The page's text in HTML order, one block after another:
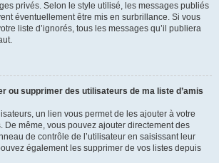
privés. Selon le style utilisé, les messages publiés
éventuellement être mis en surbrillance. Si vous
liste d’ignorés, tous les messages qu’il publiera
ou supprimer des utilisateurs de ma liste d’amis
un lien vous permet de les ajouter à votre
De même, vous pouvez ajouter directement des
de contrôle de l’utilisateur en saisissant leur
également les supprimer de vos listes depuis